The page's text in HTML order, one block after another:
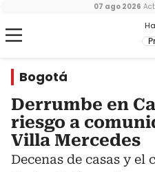
07 ago 2026
Bogotá
Derrumbe en
riesgo a
Villa Mercedes
Decenas de casas y